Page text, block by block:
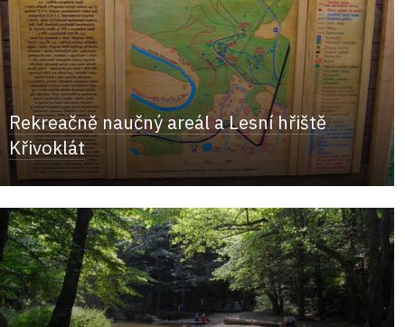
Rekreačně naučný areál a Lesní hřiště
Křivoklát